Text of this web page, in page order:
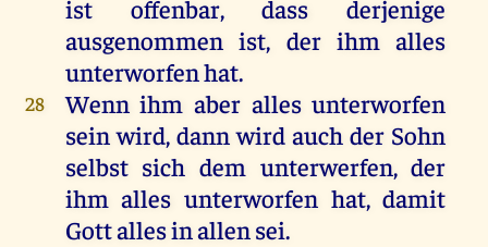
ist
offenbar, dass derjenige
ausgenommen ist, der ihm alles
unterworfenhat.
28 Wenn ihm aber alles unterworfen
sein wird, dann wird auch der Sohn
selbst sich dem unterwerfen,der
ihm alles unterworfen hat,damit
Gottallesinallensei.